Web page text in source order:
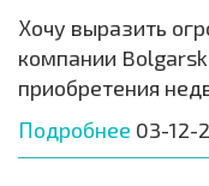
Хочу выразить
компании
приобретения
Подробнее 03-12-